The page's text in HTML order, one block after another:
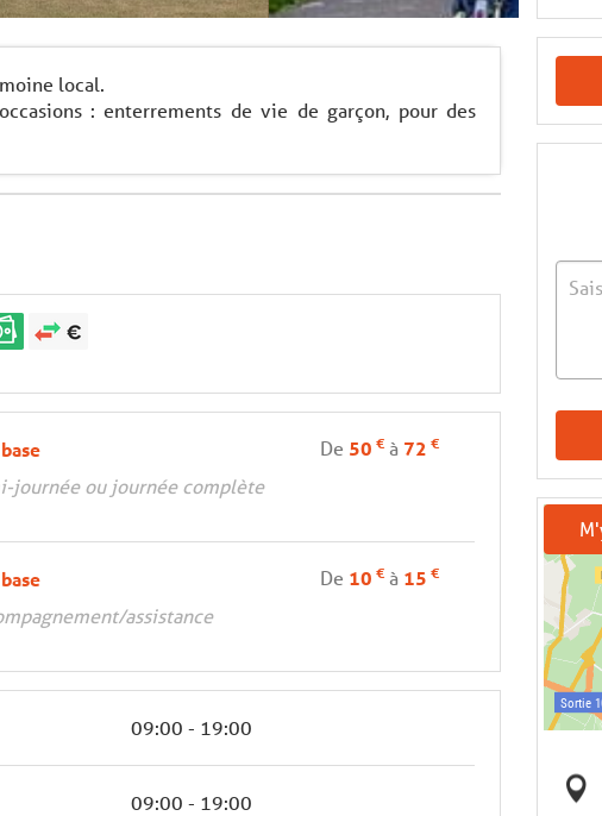
local.
: enterrements de vie de garçon, pour des
De 50 € à 72 €
journée ou journée complète
De 10 € à 15 €
assistance
09:00 - 19:00
09:00 - 19:00